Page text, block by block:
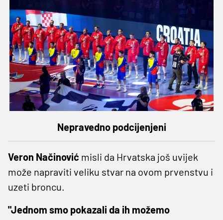
Nepravedno podcijenjeni
Veron Načinović misli da Hrvatska još uvijek
može napraviti veliku stvar na ovom prvenstvu i
uzeti broncu.
"Jednom smo pokazali da ih možemo